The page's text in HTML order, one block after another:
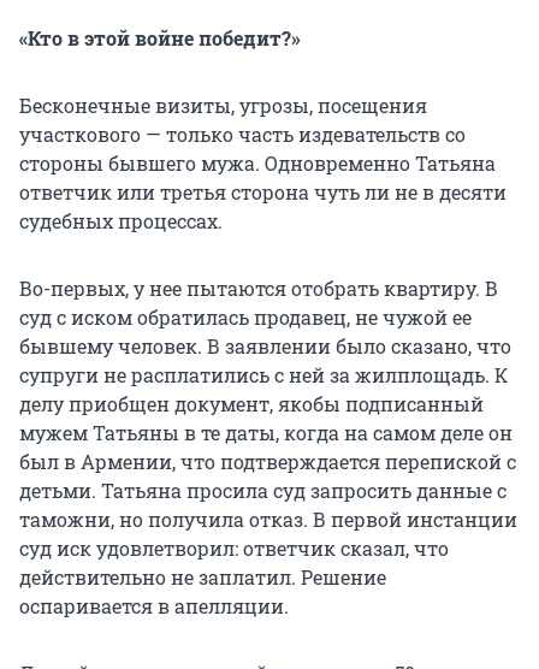
«Кто в этой войне победит?»
Бесконечные визиты, угрозы, посещения
участкового — только часть издевательств со
стороны бывшего мужа. Одновременно Татьяна
ответчик или третья сторона чуть ли не в десяти
судебных процессах.
Во-первых, у нее пытаются отобрать квартиру. В
суд с иском обратилась продавец, не чужой ее
бывшему человек. В заявлении было сказано, что
супруги не расплатились с ней за жилплощадь. К
делу приобщен документ, якобы подписанный
мужем Татьяны в те даты, когда на самом деле он
был в Армении, что подтверждается перепиской с
детьми. Татьяна просила суд запросить данные с
таможни, но получила отказ. В первой инстанции
суд иск удовлетворил: ответчик сказал, что
действительно не заплатил. Решение
оспаривается в апелляции.